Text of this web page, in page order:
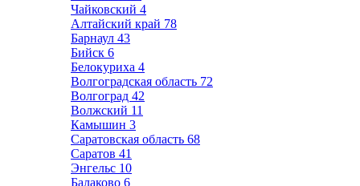
Чайковский 4
Алтайский край 78
Барнаул 43
Бийск 6
Белокуриха 4
Волгоградская область 72
Волгоград 42
Волжский 11
Камышин 3
Саратовская область 68
Саратов 41
Энгельс 10
Балаково 6